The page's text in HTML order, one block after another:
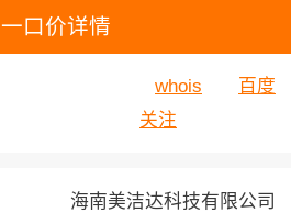
一口价详情
whois
百度
关注
海南美洁达科技有限公司